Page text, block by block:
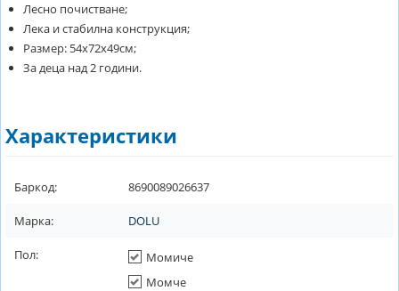
Лесно почистване;
Лека и стабилна конструкция;
Размер: 54х72х49см;
За деца над 2 години.
Характеристики
Баркод: 8690089026637
Марка: DOLU
Пол:
Момиче
Момче